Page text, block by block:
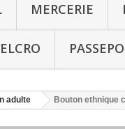
MERCERIE
adulte Bouton ethnique